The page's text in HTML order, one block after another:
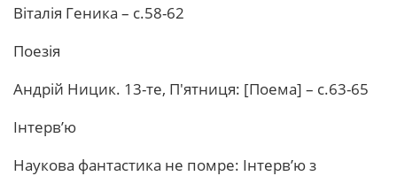
Віталія Геника – с.58-62
Поезія
Андрій Ницик. 13-те, П'ятниця: [Поема] – с.63-65
Інтерв’ю
Наукова фантастика не помре: Інтерв’ю з